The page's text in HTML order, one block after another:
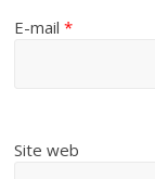
E-mail*
Site web